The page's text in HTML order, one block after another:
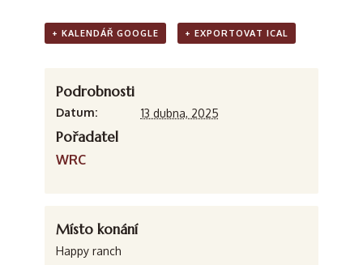
+ KALENDÁŘ GOOGLE + EXPORTOVAT ICAL
Podrobnosti
Datum: 13 dubna, 2025
Pořadatel
WRC
Místo konání
Happy ranch